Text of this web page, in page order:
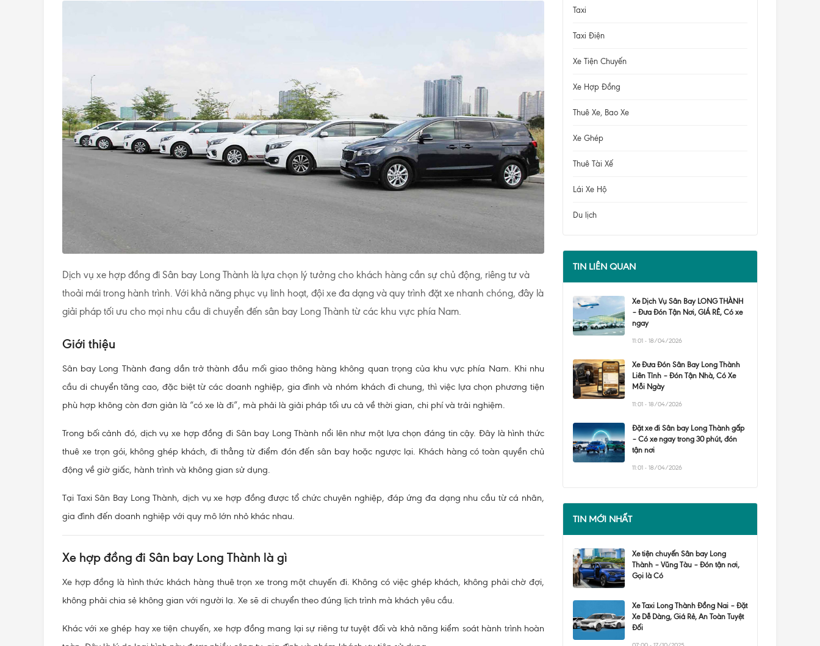
Dịch vụ xe hợp đồng đi Sân bay Long Thành là lựa chọn lý tưởng cho khách hàng cần sự chủ động, riêng tư và
thoải mái trong hành trình. Với khả năng phục vụ linh hoạt, đội xe đa dạng và quy trình đặt xe nhanh chóng, đây là
giải pháp tối ưu cho mọi nhu cầu di chuyển đến sân bay Long Thành từ các khu vực phía Nam.
Giới thiệu
Sân bay Long Thành đang dần trở thành đầu mối giao thông hàng không quan trọng của khu vực phía Nam. Khi nhu
cầu di chuyển tăng cao, đặc biệt từ các doanh nghiệp, gia đình và nhóm khách đi chung, thì việc lựa chọn phương tiện
phù hợp không còn đơn giản là “có xe là đi”, mà phải là giải pháp tối ưu cả về thời gian, chi phí và trải nghiệm.
Trong bối cảnh đó, dịch vụ xe hợp đồng đi Sân bay Long Thành nổi lên như một lựa chọn đáng tin cậy. Đây là hình thức
thuê xe trọn gói, không ghép khách, đi thẳng từ điểm đón đến sân bay hoặc ngược lại. Khách hàng có toàn quyền chủ
động về giờ giấc, hành trình và không gian sử dụng.
Tại Taxi Sân Bay Long Thành, dịch vụ xe hợp đồng được tổ chức chuyên nghiệp, đáp ứng đa dạng nhu cầu từ cá nhân,
gia đình đến doanh nghiệp với quy mô lớn nhỏ khác nhau.
Xe hợp đồng đi Sân bay Long Thành là gì
Xe hợp đồng là hình thức khách hàng thuê trọn xe trong một chuyến đi. Không có việc ghép khách, không phải chờ đợi,
không phải chia sẻ không gian với người lạ. Xe sẽ di chuyển theo đúng lịch trình mà khách yêu cầu.
Khác với xe ghép hay xe tiện chuyến, xe hợp đồng mang lại sự riêng tư tuyệt đối và khả năng kiểm soát hành trình hoàn
Taxi
Taxi Điện
Xe Tiện Chuyến
Xe Hợp Đồng
Thuê Xe, Bao Xe
Xe Ghép
Thuê Tài Xế
Lái Xe Hộ
Du lịch
TIN LIÊN QUAN
Xe Dịch Vụ Sân Bay LONG THÀNH
– Đưa Đón Tận Nơi, GIÁ RẺ, Có xe
ngay
11:01 - 18/04/2026
Xe Đưa Đón Sân Bay Long Thành
Liên Tỉnh – Đón Tận Nhà, Có Xe
Mỗi Ngày
11:01 - 18/04/2026
Đặt xe đi Sân bay Long Thành gấp
– Có xe ngay trong 30 phút, đón
tận nơi
11:01 - 18/04/2026
TIN MỚI NHẤT
Xe tiện chuyến Sân bay Long
Thành – Vũng Tàu – Đón tận nơi,
Gọi là Có
Xe Taxi Long Thành Đồng Nai – Đặt
Xe Dễ Dàng, Giá Rẻ, An Toàn Tuyệt
Đối